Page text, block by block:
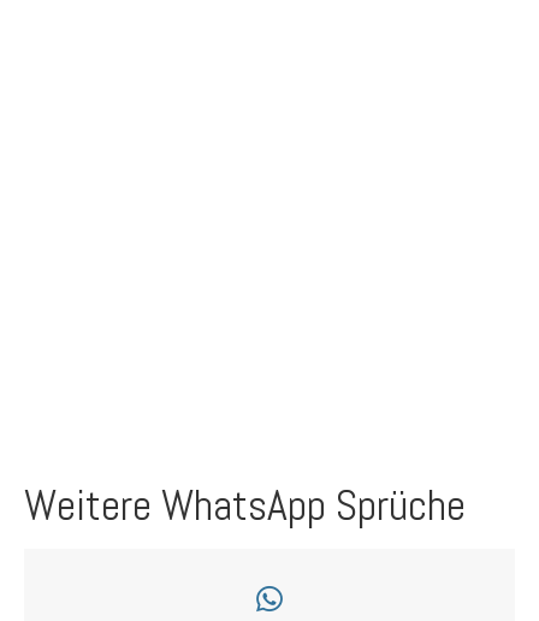
Weitere WhatsApp Sprüche